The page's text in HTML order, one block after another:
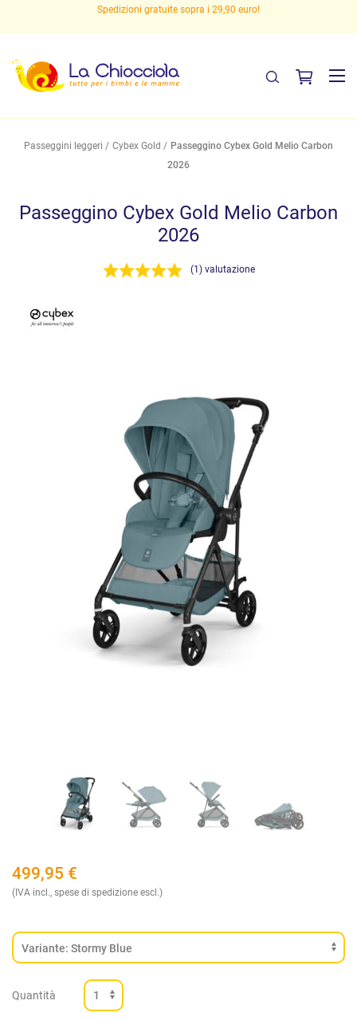
Spedizioni gratuite sopra i 29,90 euro!
Passeggini leggeri Cybex Gold
Passeggino Cybex Gold Melio Carbon
2026
Passeggino Cybex Gold Melio Carbon
2026
(1) valutazione
499,95 €
(IVA incl., spese di spedizione escl.)
Quantità